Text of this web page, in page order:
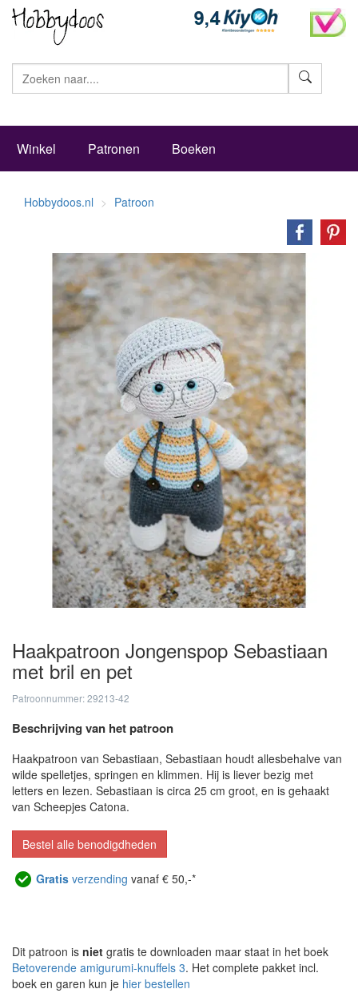
Winkel Patronen Boeken
Hobbydoos.nl Patroon
Haakpatroon Jongenspop Sebastiaan
met bril en pet
Patroonnummer: 29213-42
Beschrijving van het patroon
Haakpatroon van Sebastiaan, Sebastiaan houdt allesbehalve van
wilde spelletjes, springen en klimmen. Hij is liever bezig met
letters en lezen. Sebastiaan is circa 25 cm groot, en is gehaakt
van Scheepjes Catona.
Bestel alle benodigdheden
Gratis verzending vanaf € 50,-*
Dit patroon is niet gratis te downloaden maar staat in het boek
Betoverende amigurumi-knuffels 3. Het complete pakket incl.
boek en garen kun je hier bestellen